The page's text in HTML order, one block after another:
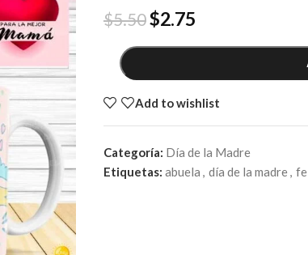
$5.50$2.75
Add to wishlist
Categoría: Día de la Madre
Etiquetas: abuela , día de la madre,